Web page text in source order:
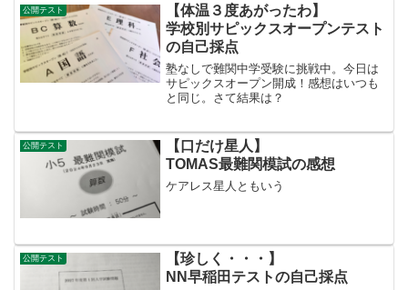
公開テスト
【体温３度あがったわ】
学校別サピックスオープンテスト
の自己採点
塾なしで難関中学受験に挑戦中。今日は
サピックスオープン開成！感想はいつも
と同じ。さて結果は？
公開テスト
【口だけ星人】
TOMAS最難関模試の感想
ケアレス星人ともいう
公開テスト
【珍しく・・・】
NN早稲田テストの自己採点